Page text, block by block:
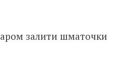
залити шматочки